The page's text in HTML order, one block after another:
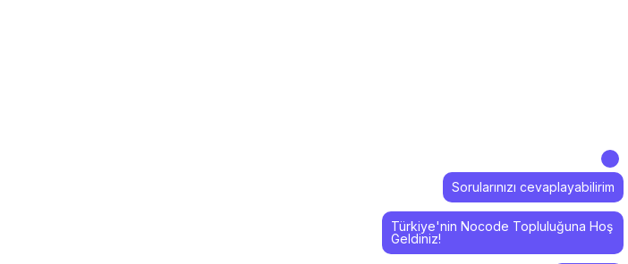
Türkiye'nin Nocode Topluluğuna Hoş
Geldiniz!
Sorularınızı cevaplayabilirim